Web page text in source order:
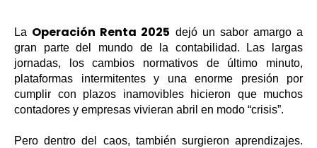
La Operación Renta 2025 dejó un sabor amargo a
gran parte del mundo de la contabilidad. Las largas
jornadas, los cambios normativos de último minuto,
plataformas intermitentes y una enorme presión por
cumplir con plazos inamovibles hicieron que muchos
contadores y empresas vivieran abril en modo “crisis”.
Pero dentro del caos, también surgieron aprendizajes.